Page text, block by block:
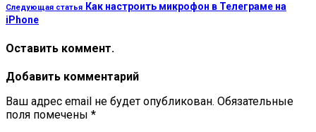
Следующая статья Как настроить микрофон в Телеграме на
iPhone
Оставить коммент.
Добавить комментарий
Ваш адрес email не будет опубликован. Обязательные
поля помечены *